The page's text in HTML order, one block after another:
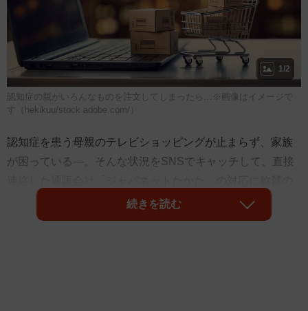
1/2
認知症の親がいろんなものを注文してしまったら…※画像はイメージで
す（hekikuu/stock.adobe.com/）
認知症を患う母親のテレビショッピングが止まらず、家族
が困っている―。そんな状況をSNSでキャッチして、直接
声が寄せられている。どうやら認知症による意図せぬ注文
に悩む家族は多く、独自に対応しているという。
続きを読む